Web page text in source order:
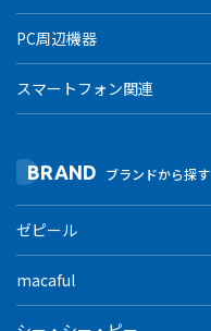
PC周辺機器
スマートフォン関連
BRAND ブランドから探す
ゼピール
macaful